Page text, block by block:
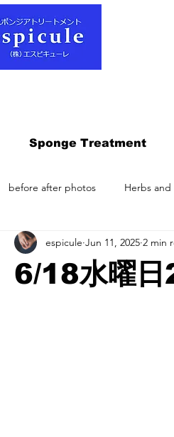
Sponge Treatment
before after photos Herbs and
6/18水曜
espicule Jun 11, 2025 2 min